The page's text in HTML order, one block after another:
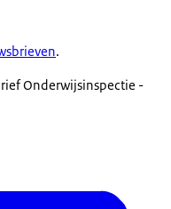
.
Onderwijsinspectie -